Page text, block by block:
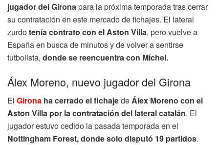
jugador del Gironapara la próxima temporada tras cerrar
su contratación en este mercado de fichajes. El lateral
zurdotenía contrato con el Aston Villa, pero vuelve a
España en busca de minutos y de volver a sentirse
futbolista, donde se reencuentra con Míchel.
Álex Moreno, nuevo jugador del Girona
El Girona ha cerrado el fichajedeÁlex Moreno con el
Aston Villa por la contratación del lateral catalán. El
jugador estuvo cedido la pasada temporada en el
Nottingham Forest, donde solo disputó 19 partidos.